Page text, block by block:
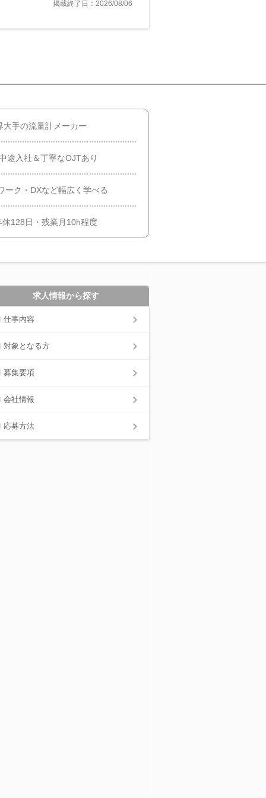
掲載終了日：2026/08/06
手の流量計メーカー
途入社＆丁寧なOJTあり
ーク・DXなど幅広く学べる
128日・残業月10h程度
求人情報から探す
仕事内容
対象となる方
募集要項
会社情報
応募方法